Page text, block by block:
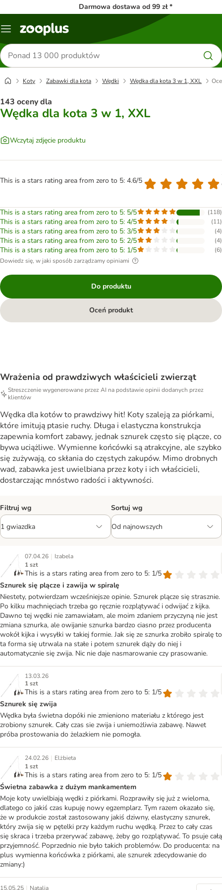
Darmowa dostawa od 99 zł *
Menu
Szukaj
produktów
Koty Zabawki dla kota Wędki Wędka dla kota 3 w 1, XXL
143 oceny dla
Wędka dla kota 3 w 1, XXL
Wczytaj zdjęcie produktu
This is a stars rating area from zero to 5: 4.6/5
This is a stars rating area from zero to 5: 5/5 (118)
This is a stars rating area from zero to 5: 4/5 (11)
This is a stars rating area from zero to 5: 3/5 (4)
This is a stars rating area from zero to 5: 2/5 (4)
This is a stars rating area from zero to 5: 1/5 (6)
Dowiedz się, w jaki sposób zarządzamy opiniami
Do produktu
Oceń produkt
Wrażenia od prawdziwych właścicieli zwierząt
Streszczenie wygenerowane przez AI na podstawie opinii dodanych przez
klientów
Wędka dla kotów to prawdziwy hit! Koty szaleją za piórkami,
które imitują ptasie ruchy. Długa i elastyczna konstrukcja
zapewnia komfort zabawy, jednak sznurek często się plącze, co
bywa uciążliwe. Wymienne końcówki są atrakcyjne, ale szybko
się zużywają, co skłania do częstych zakupów. Mimo drobnych
wad, zabawka jest uwielbiana przez koty i ich właścicieli,
dostarczając mnóstwo radości i aktywności.
Filtruj wg Sortuj wg
07.04.26 | Izabela
1 szt
This is a stars rating area from zero to 5: 1/5
Sznurek się plącze i zawija w spiralę
Niestety, potwierdzam wcześniejsze opinie. Sznurek plącze się strasznie.
Po kilku machnięciach trzeba go ręcznie rozplątywać i odwijać z kijka.
Dawno tej wędki nie zamawiałam, ale moim zdaniem przyczyną nie jest
zmiana sznurka, ale owijanie sznurka bardzo ciasno przez producenta
wokół kijka i wysyłki w takiej formie. Jak się ze sznurka zrobiło spiralę to
ta forma się utrwala na stałe i potem sznurek dąży do niej i
automatycznie się zwija. Nic nie daje nasmarowanie czy prasowanie.
13.03.26
1 szt
This is a stars rating area from zero to 5: 1/5
Sznurek się zwija
Wędka była świetna dopóki nie zmieniono materiału z którego jest
zrobiony sznurek. Cały czas sie zwija i uniemożliwia zabawę. Nawet
próba prostowania do żelazkiem nie pomogła.
24.02.26 | Elżbieta
1 szt
This is a stars rating area from zero to 5: 1/5
Świetna zabawka z dużym mankamentem
Moje koty uwielbiają wędki z piórkami. Rozprawiły się już z wieloma,
dlatego co jakiś czas kupuję nowy egzemplarz. Tym razem okazało się,
że w produkcie został zastosowany jakiś dziwny, elastyczny sznurek,
który zwija się w pętelki przy każdym ruchu wędką. Przez to cały czas
się skraca i trzeba przerywać zabawę, żeby go rozplątywać. To psuje całą
przyjemność. Poprzednio nie było takich problemów. Do producenta: na
plus wymienna końcówka z piórkami, ale sznurek zdecydowanie do
zmiany:)
15.05.25 Natalia